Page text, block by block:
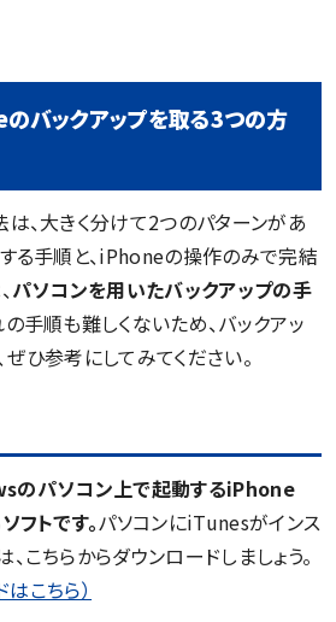
バックアップを取る3つの方
、大きく分けて2つのパターンがあ
する手順と、iPhoneの操作のみで完結
パソコンを用いたバックアップの手
手順も難しくないため、バックアッ
ひ参考にしてみてください。
のパソコン上で起動するiPhone
フトです。パソコンにiTunesがインス
こちらからダウンロードしましょう。
こちら）